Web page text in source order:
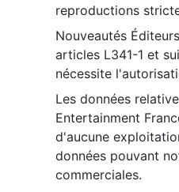
reproductions
Nouveautés
articles L341-1 et
nécessite
Les données
Entertainment
d'aucune
données pouvant
commerciales.